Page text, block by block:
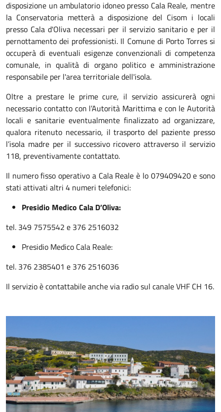
disposizione un ambulatorio idoneo presso Cala Reale, mentre
la Conservatoria metterà a disposizione del Cisom i locali
presso Cala d'Oliva necessari per il servizio sanitario e per il
pernottamento dei professionisti. Il Comune di Porto Torres si
occuperà di eventuali esigenze convenzionali di competenza
comunale, in qualità di organo politico e amministrazione
responsabile per l'area territoriale dell'isola.
Oltre a prestare le prime cure, il servizio assicurerà ogni
necessario contatto con l’Autorità Marittima e con le Autorità
locali e sanitarie eventualmente finalizzato ad organizzare,
qualora ritenuto necessario, il trasporto del paziente presso
l’isola madre per il successivo ricovero attraverso il servizio
118, preventivamente contattato.
Il numero fisso operativo a Cala Reale è lo 079409420 e sono
stati attivati altri 4 numeri telefonici:
Presidio Medico Cala D’Oliva:
tel. 349 7575542 e 376 2516032
Presidio Medico Cala Reale:
tel. 376 2385401 e 376 2516036
Il servizio è contattabile anche via radio sul canale VHF CH 16.